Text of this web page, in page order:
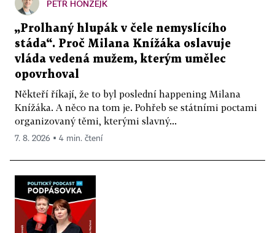
PETR HONZEJK
„Prolhaný hlupák v čele nemyslícího
stáda“. Proč Milana Knížáka oslavuje
vláda vedená mužem, kterým umělec
opovrhoval
Někteří říkají, že to byl poslední happening Milana
Knížáka. A něco na tom je. Pohřeb se státními poctami
organizovaný těmi, kterými slavný...
7. 8. 2026 ▪ 4 min. čtení